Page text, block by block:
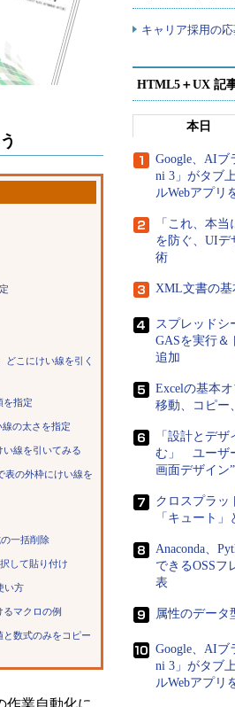
どこにけい線を引く
を指定
線の太さを指定
い線を引いてみる
表の外枠にけい線を
一括削除
して貼り付け
い方
マクロの例
数式のみをコピー
作業自動化に
キャリア採用の
HTML5＋UX 記
本日
Google、AI
ni 3」がタブ
ルWebアプリ
「これ、本
を防ぐ、UIデ
術
XML文書の基
スプレッドシ
GASを実行＆
追加
Excelの基本
移動、コピー
「設計とデ
む」 ユーザ
画面デザイン”
クロスプラッ
「キュート」
Anaconda、
できるOSSフ
表
属性のデータ
Google、AI
ni 3」がタブ
ルWebアプリ